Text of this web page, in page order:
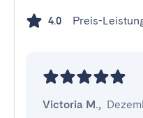
4.0 Preis-
Victoria M.,